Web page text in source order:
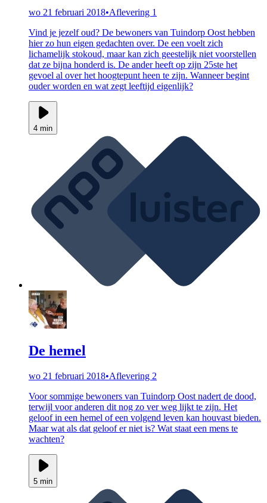
wo 21 februari 2018•Aflevering 1
Vind je jezelf oud? De bewoners van Tuindorp Oost hebben
hier zo hun eigen gedachten over. De een voelt zich
lichamelijk stokoud, maar kan zich geestelijk niet voorstellen
dat ze bijna honderd is. De ander heeft op zijn 25ste het
gevoel al over het hoogtepunt heen te zijn. Wanneer begint
ouder worden en wat zegt leeftijd eigenlijk?
4 min
De hemel
wo 21 februari 2018•Aflevering 2
Voor sommige bewoners van Tuindorp Oost nadert de dood,
terwijl voor anderen dit nog zo ver weg lijkt te zijn. Het
geloof in een hemel of een volgend leven kan houvast bieden.
Maar wat als dat geloof er niet is? Wat staat een mens te
wachten?
5 min